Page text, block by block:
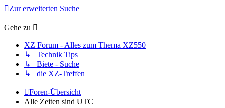
Zur erweiterten Suche
Gehe zu
XZ Forum - Alles zum Thema XZ550
↳ Technik Tips
↳ Biete - Suche
↳ die XZ-Treffen
Foren-Übersicht
Alle Zeiten sind UTC